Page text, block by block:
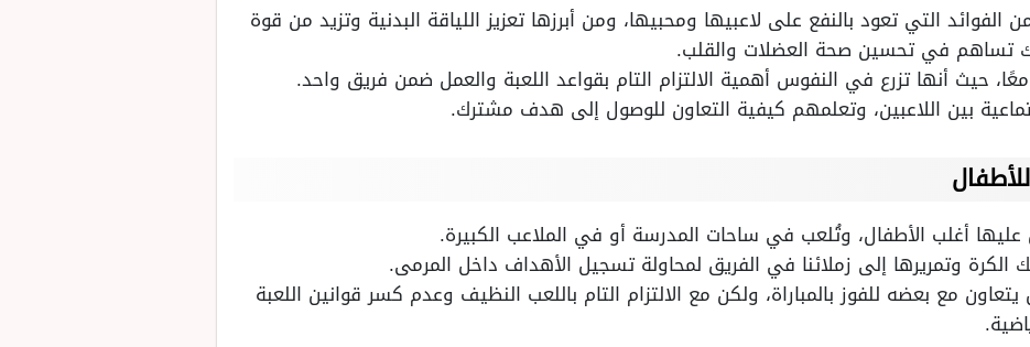
الفوائد التي تعود بالنفع على لاعبيها ومحبيها، ومن أبرزها تعزيز اللياقة البدنية وتزيد من قوة
تساهم في تحسين صحة العضلات والقلب.
حيث أنها تزرع في النفوس أهمية الالتزام التام بقواعد اللعبة والعمل ضمن فريق واحد.
بين اللاعبين، وتعلمهم كيفية التعاون للوصول إلى هدف مشترك.
عليها أغلب الأطفال، وتُلعب في ساحات المدرسة أو في الملاعب الكبيرة.
الكرة وتمريرها إلى زملائنا في الفريق لمحاولة تسجيل الأهداف داخل المرمى.
مع بعضه للفوز بالمباراة، ولكن مع الالتزام التام باللعب النظيف وعدم كسر قوانين اللعبة